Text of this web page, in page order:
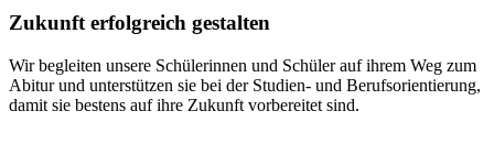
Zukunft erfolgreich gestalten
Wir begleiten unsere Schülerinnen und Schüler auf ihrem Weg zum
Abitur und unterstützen sie bei der Studien- und Berufsorientierung,
damit sie bestens auf ihre Zukunft vorbereitet sind.